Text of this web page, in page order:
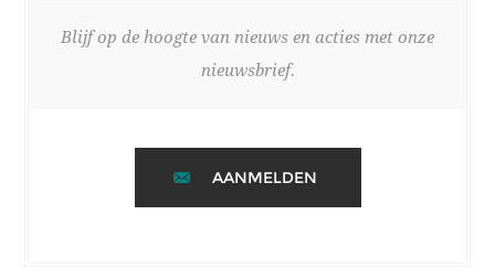
Blijf op de hoogte van nieuws en acties met onze
nieuwsbrief.
AANMELDEN